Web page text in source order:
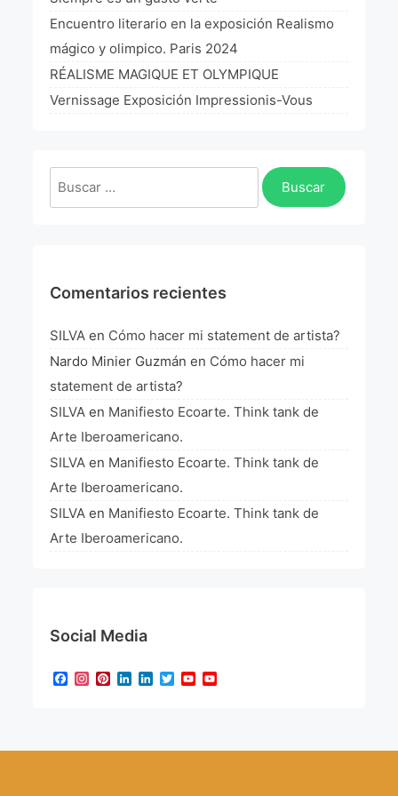
La Fórmula Científica Del Arte
Manifiesto Ecoarte
Association Paris
Encuentro literario en la exposición Realismo
mágico y olimpico. Paris 2024
RÉALISME MAGIQUE ET OLYMPIQUE
Vernissage Exposición Impressionis-Vous
Buscar:
Comentarios recientes
SILVA en Cómo hacer mi statement de artista?
Nardo Minier Guzmán en Cómo hacer mi
statement de artista?
SILVA en Manifiesto Ecoarte. Think tank de
Arte Iberoamericano.
SILVA en Manifiesto Ecoarte. Think tank de
Arte Iberoamericano.
SILVA en Manifiesto Ecoarte. Think tank de
Arte Iberoamericano.
Social Media
Facebook
Instagram
Pinterest
LinkedIn
LinkedIn
TwitterYouTube